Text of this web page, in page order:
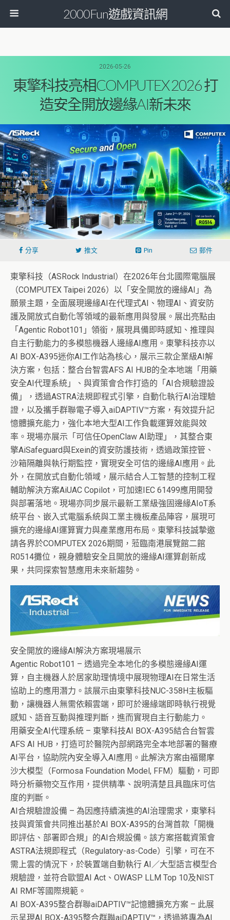
2000Fun遊戲資訊網
2026-05-26
東擎科技亮相COMPUTEX 2026 打
造安全開放邊緣AI新未來
分享 推文 Pin 郵件
東擎科技（ASRock Industrial）在2026年台北國際電腦展
（COMPUTEX Taipei 2026）以「安全開放的邊緣AI」為
願景主題，全面展現邊緣AI在代理式AI、物理AI、資安防
護及開放式自動化等領域的最新應用與發展。展出亮點由
「Agentic Robot101」領銜，展現具備即時感知、推理與
自主行動能力的多模態機器人邊緣AI應用。東擎科技亦以
AI BOX-A395迷你AI工作站為核心，展示三款企業級AI解
決方案，包括：整合台智雲AFS AI HUB的全本地端「用藥
安全AI代理系統」、與資策會合作打造的「AI合規驗證設
備」，透過ASTRA法規即程式引擎，自動化執行AI治理驗
證，以及攜手群聯電子導入aiDAPTIV™方案，有效提升記
憶體擴充能力，強化本地大型AI工作負載運算效能與效
率。現場亦展示「可信任OpenClaw AI助理」，其整合東
擎AiSafeguard與Exein的資安防護技術，透過政策控管、
沙箱隔離與執行期監控，實現安全可信的邊緣AI應用。此
外，在開放式自動化領域，展示結合人工智慧的控制工程
輔助解決方案AiUAC Copilot，可加速IEC 61499應用開發
與部署落地。現場亦同步展示最新工業級強固邊緣AIoT系
統平台、嵌入式電腦系統與工業主機板產品陣容，展現可
擴充的邊緣AI運算實力與產業應用布局。東擎科技誠摯邀
請各界於COMPUTEX 2026期間，蒞臨南港展覽館二館
R0514攤位，親身體驗安全且開放的邊緣AI運算創新成
果，共同探索智慧應用未來新趨勢。
安全開放的邊緣AI解決方案現場展示
Agentic Robot101 – 透過完全本地化的多模態邊緣AI運
算，自主機器人於居家助理情境中展現物理AI在日常生活
協助上的應用潛力。該展示由東擎科技NUC-358H主板驅
動，讓機器人無需依賴雲端，即可於邊緣端即時執行視覺
感知、語音互動與推理判斷，進而實現自主行動能力。
用藥安全AI代理系統 – 東擎科技AI BOX-A395結合台智雲
AFS AI HUB，打造可於醫院內部網路完全本地部署的醫療
AI平台，協助院內安全導入AI應用。此解決方案由福爾摩
沙大模型（Formosa Foundation Model, FFM）驅動，可即
時分析藥物交互作用，提供精準、說明清楚且具臨床可信
度的判斷。
AI合規驗證設備 – 為因應持續演進的AI治理需求，東擎科
技與資策會共同推出基於AI BOX-A395的台灣首款「開機
即評估、部署即合規」的AI合規設備。該方案搭載資策會
ASTRA法規即程式（Regulatory-as-Code）引擎，可在不
需上雲的情況下，於裝置端自動執行 AI／大型語言模型合
規驗證，並符合歐盟AI Act、OWASP LLM Top 10及NIST
AI RMF等國際規範。
AI BOX-A395整合群聯aiDAPTIV™記憶體擴充方案 – 此展
示呈現AI BOX-A395整合群聯aiDAPTIV™，透過將專為AI